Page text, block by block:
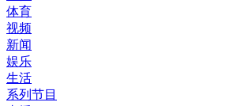
体育
视频
新闻
娱乐
生活
系列节目